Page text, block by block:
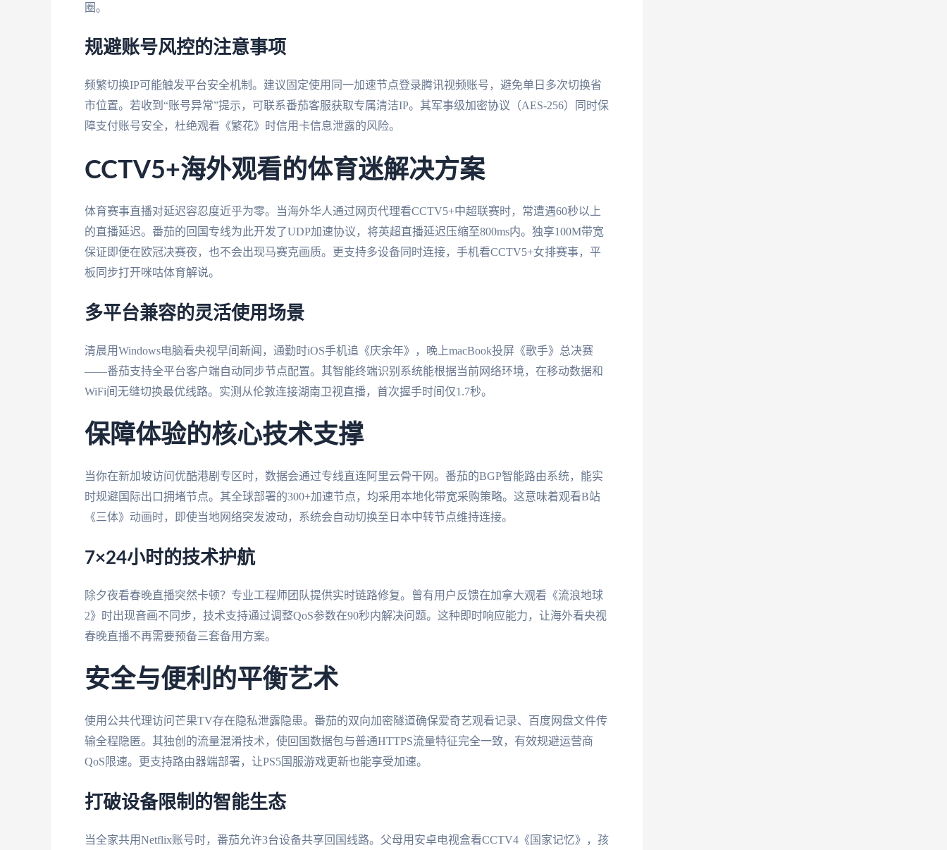
圈。
规避账号风控的注意事项
频繁切换IP可能触发平台安全机制。建议固定使用同一加速节点登录腾讯视频账号，避免单日多次切换省
市位置。若收到“账号异常”提示，可联系番茄客服获取专属清洁IP。其军事级加密协议（AES-256）同时保
障支付账号安全，杜绝观看《繁花》时信用卡信息泄露的风险。
CCTV5+海外观看的体育迷解决方案
体育赛事直播对延迟容忍度近乎为零。当海外华人通过网页代理看CCTV5+中超联赛时，常遭遇60秒以上
的直播延迟。番茄的回国专线为此开发了UDP加速协议，将英超直播延迟压缩至800ms内。独享100M带宽
保证即便在欧冠决赛夜，也不会出现马赛克画质。更支持多设备同时连接，手机看CCTV5+女排赛事，平
板同步打开咪咕体育解说。
多平台兼容的灵活使用场景
清晨用Windows电脑看央视早间新闻，通勤时iOS手机追《庆余年》，晚上macBook投屏《歌手》总决赛
——番茄支持全平台客户端自动同步节点配置。其智能终端识别系统能根据当前网络环境，在移动数据和
WiFi间无缝切换最优线路。实测从伦敦连接湖南卫视直播，首次握手时间仅1.7秒。
保障体验的核心技术支撑
当你在新加坡访问优酷港剧专区时，数据会通过专线直连阿里云骨干网。番茄的BGP智能路由系统，能实
时规避国际出口拥堵节点。其全球部署的300+加速节点，均采用本地化带宽采购策略。这意味着观看B站
《三体》动画时，即使当地网络突发波动，系统会自动切换至日本中转节点维持连接。
7×24小时的技术护航
除夕夜看春晚直播突然卡顿？专业工程师团队提供实时链路修复。曾有用户反馈在加拿大观看《流浪地球
2》时出现音画不同步，技术支持通过调整QoS参数在90秒内解决问题。这种即时响应能力，让海外看央视
春晚直播不再需要预备三套备用方案。
安全与便利的平衡艺术
使用公共代理访问芒果TV存在隐私泄露隐患。番茄的双向加密隧道确保爱奇艺观看记录、百度网盘文件传
输全程隐匿。其独创的流量混淆技术，使回国数据包与普通HTTPS流量特征完全一致，有效规避运营商
QoS限速。更支持路由器端部署，让PS5国服游戏更新也能享受加速。
打破设备限制的智能生态
当全家共用Netflix账号时，番茄允许3台设备共享回国线路。父母用安卓电视盒看CCTV4《国家记忆》，孩